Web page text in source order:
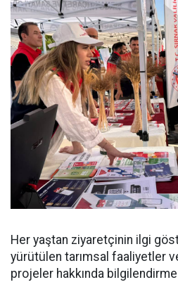
Her yaştan ziyaretçinin ilgi
yürütülen tarımsal faaliyetler
projeler hakkında bilgilendirme